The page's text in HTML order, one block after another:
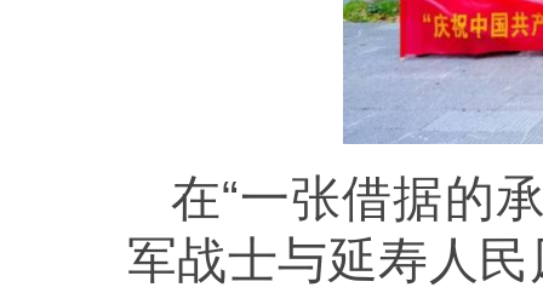
在“一张借据的
军战士与延寿人